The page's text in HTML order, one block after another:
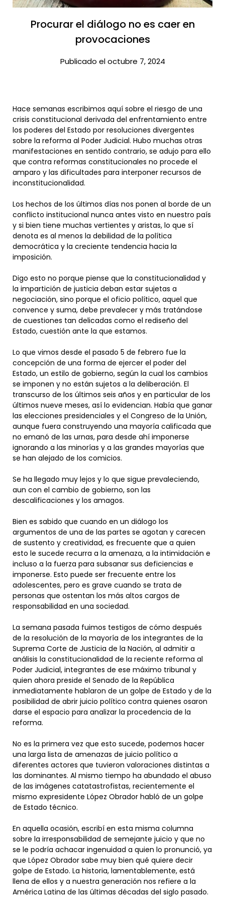
Procurar el diálogo no es caer en
provocaciones​
Publicado el octubre 7, 2024
Hace semanas escribimos aquí sobre el riesgo de una
crisis constitucional derivada del enfrentamiento entre
los poderes del Estado por resoluciones divergentes
sobre la reforma al Poder Judicial. Hubo muchas otras
manifestaciones en sentido contrario, se adujo para ello
que contra reformas constitucionales no procede el
amparo y las dificultades para interponer recursos de
inconstitucionalidad.
Los hechos de los últimos días nos ponen al borde de un
conflicto institucional nunca antes visto en nuestro país
y si bien tiene muchas vertientes y aristas, lo que sí
denota es al menos la debilidad de la política
democrática y la creciente tendencia hacia la
imposición.
Digo esto no porque piense que la constitucionalidad y
la impartición de justicia deban estar sujetas a
negociación, sino porque el oficio político, aquel que
convence y suma, debe prevalecer y más tratándose
de cuestiones tan delicadas como el rediseño del
Estado, cuestión ante la que estamos.
Lo que vimos desde el pasado 5 de febrero fue la
concepción de una forma de ejercer el poder del
Estado, un estilo de gobierno, según la cual los cambios
se imponen y no están sujetos a la deliberación. El
transcurso de los últimos seis años y en particular de los
últimos nueve meses, así lo evidencian. Había que ganar
las elecciones presidenciales y el Congreso de la Unión,
aunque fuera construyendo una mayoría calificada que
no emanó de las urnas, para desde ahí imponerse
ignorando a las minorías y a las grandes mayorías que
se han alejado de los comicios.
Se ha llegado muy lejos y lo que sigue prevaleciendo,
aun con el cambio de gobierno, son las
descalificaciones y los amagos.
Bien es sabido que cuando en un diálogo los
argumentos de una de las partes se agotan y carecen
de sustento y creatividad, es frecuente que a quien
esto le sucede recurra a la amenaza, a la intimidación e
incluso a la fuerza para subsanar sus deficiencias e
imponerse. Esto puede ser frecuente entre los
adolescentes, pero es grave cuando se trata de
personas que ostentan los más altos cargos de
responsabilidad en una sociedad.
La semana pasada fuimos testigos de cómo después
de la resolución de la mayoría de los integrantes de la
Suprema Corte de Justicia de la Nación, al admitir a
análisis la constitucionalidad de la reciente reforma al
Poder Judicial, integrantes de ese máximo tribunal y
quien ahora preside el Senado de la República
inmediatamente hablaron de un golpe de Estado y de la
posibilidad de abrir juicio político contra quienes osaron
darse el espacio para analizar la procedencia de la
reforma.
No es la primera vez que esto sucede, podemos hacer
una larga lista de amenazas de juicio político a
diferentes actores que tuvieron valoraciones distintas a
las dominantes. Al mismo tiempo ha abundado el abuso
de las imágenes catatastrofistas, recientemente el
mismo expresidente López Obrador habló de un golpe
de Estado técnico.
En aquella ocasión, escribí en esta misma columna
sobre la irresponsabilidad de semejante juicio y que no
se le podría achacar ingenuidad a quien lo pronunció, ya
que López Obrador sabe muy bien qué quiere decir
golpe de Estado. La historia, lamentablemente, está
llena de ellos y a nuestra generación nos refiere a la
América Latina de las últimas décadas del siglo pasado.